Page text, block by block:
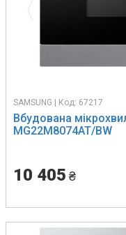
SAMSUNG | Код: 67217
Вбудована
MG22M8074AT/BW
10 405 ₴